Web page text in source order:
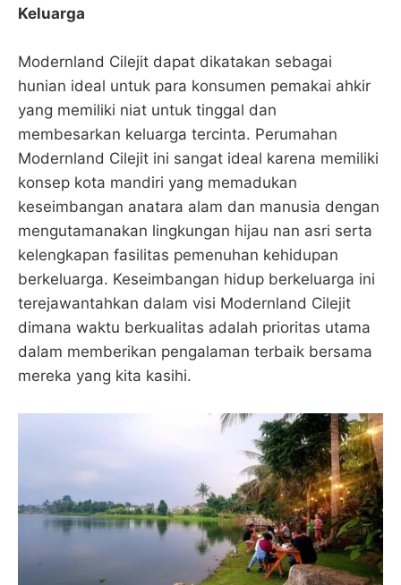
Keluarga
Modernland Cilejit dapat dikatakan sebagai
hunian ideal untuk para konsumen pemakai ahkir
yang memiliki niat untuk tinggal dan
membesarkan keluarga tercinta. Perumahan
Modernland Cilejit ini sangat ideal karena memiliki
konsep kota mandiri yang memadukan
keseimbangan anatara alam dan manusia dengan
mengutamanakan lingkungan hijau nan asri serta
kelengkapan fasilitas pemenuhan kehidupan
berkeluarga. Keseimbangan hidup berkeluarga ini
terejawantahkan dalam visi Modernland Cilejit
dimana waktu berkualitas adalah prioritas utama
dalam memberikan pengalaman terbaik bersama
mereka yang kita kasihi.